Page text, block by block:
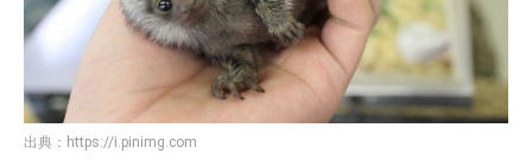
出典： https://i.pinimg.com